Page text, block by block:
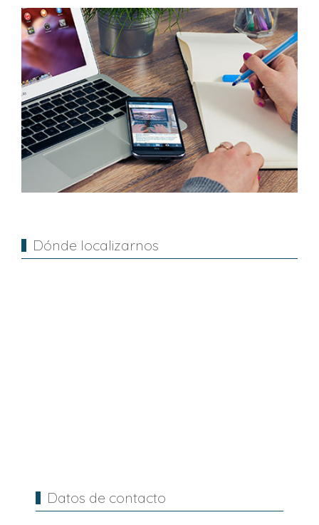
Dónde localizarnos
Datos de contacto